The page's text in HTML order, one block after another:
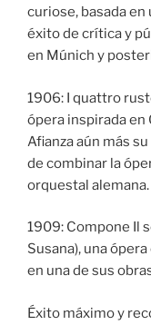
curiose, basada en
éxito de crítica y
en Múnich y
1906: I quattro
ópera inspirada en
Afianza aún más
de combinar la
orquestal alemana.
1909: Compone Il
Susana), una
en una de sus
Éxito máximo y